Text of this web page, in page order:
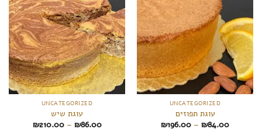
UNCATEGORIZED
עוגת תפוזים
₪84.00
–
₪196.00
Price
UNCATEGORIZED
עוגת שיש
₪86.00
–
₪210.00
Price